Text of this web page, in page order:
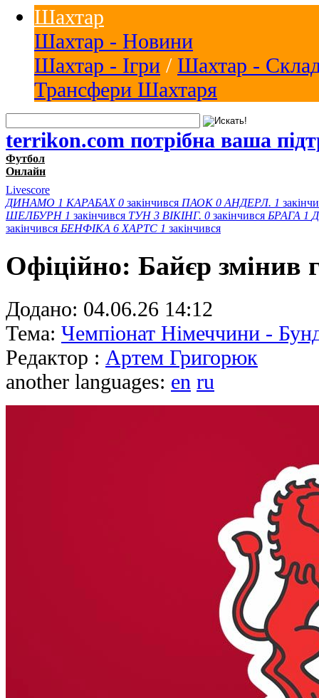
Шахтар
Шахтар - Новини
Шахтар - Ігри / Шахтар -
Трансфери Шахтаря
terrikon.com потрібна ваша
Футбол
Онлайн
Livescore
ДИНАМО 1 КАРАБАХ 0 закінчився ПАОК 0 АНДЕРЛ. 1
ШЕЛБУРН 1 закінчився ТУН 3 ВІКІНГ. 0 закінчився БРАГА 1
закінчився БЕНФІКА 6 ХАРТС 1 закінчився
Офіційно: Байєр змінив
Додано: 04.06.26 14:12
Тема: Чемпіонат Німеччини -
Редактор : Артем Григорюк
another languages: en ru